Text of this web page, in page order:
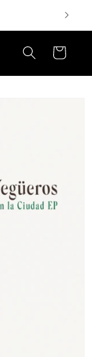
Cart